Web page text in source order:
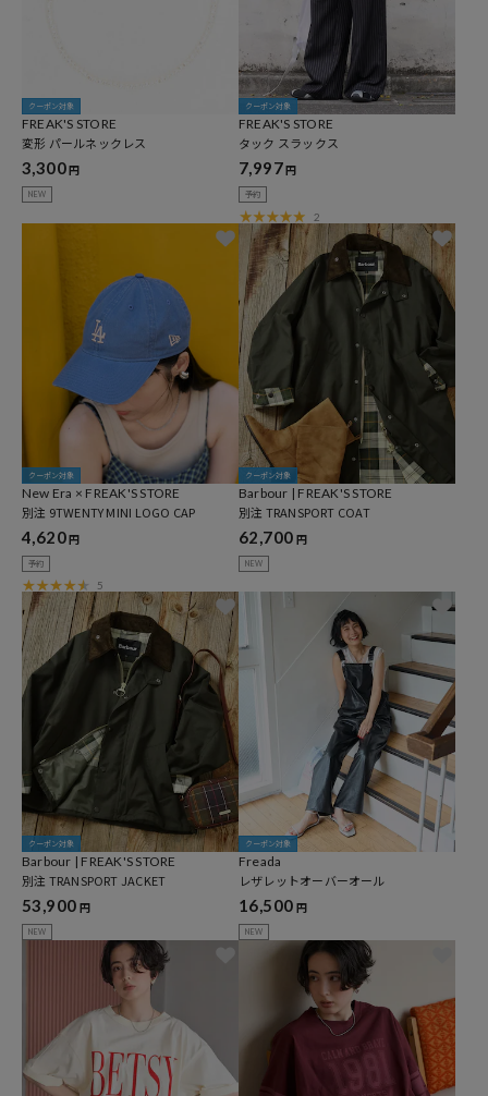
クーポン対象
FREAK'S STORE
変形 パールネックレス
3,300 円
NEW
クーポン対象
FREAK'S STORE
タック スラックス
7,997 円
予約
2
クーポン対象
New Era × FREAK'S STORE
別注 9TWENTY MINI LOGO CAP
4,620円
予約
5
クーポン対象
Barbour | FREAK'S STORE
別注 TRANSPORT COAT
62,700 円
NEW
クーポン対象
Barbour | FREAK'S STORE
別注 TRANSPORT JACKET
53,900 円
NEW
クーポン対象
Freada
レザレットオーバーオール
16,500 円
NEW